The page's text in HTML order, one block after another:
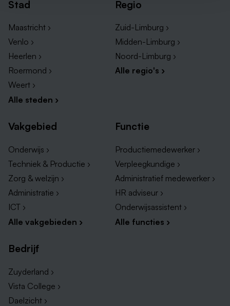
Stad
Maastricht ›
Venlo ›
Heerlen ›
Roermond ›
Weert ›
Alle steden ›
Regio
Zuid-Limburg ›
Midden-Limburg ›
Noord-Limburg ›
Alle regio's ›
Vakgebied
Onderwijs ›
Techniek & Productie ›
Zorg & welzijn ›
Administratie ›
ICT ›
Alle vakgebieden ›
Functie
Productiemedewerker ›
Verpleegkundige ›
Administratief medewerker ›
HR adviseur ›
Onderwijsassistent ›
Alle functies ›
Bedrijf
Zuyderland ›
Vista College ›
Daelzicht ›